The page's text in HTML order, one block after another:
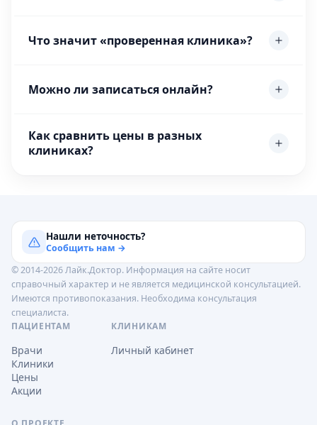
Что значит «проверенная клиника»?
Можно ли записаться онлайн?
Как сравнить цены в разных
клиниках?
Нашли неточность?
Сообщить нам →
© 2014-2026 Лайк.Доктор. Информация на сайте носит
справочный характер и не является медицинской консультацией.
Имеются противопоказания. Необходима консультация
специалиста.
ПАЦИЕНТАМ
Врачи
Клиники
Цены
Акции
КЛИНИКАМ
Личный кабинет